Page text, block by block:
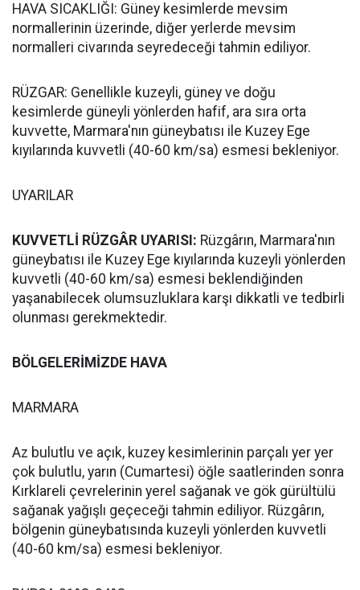
HAVA SICAKLIĞI: Güney kesimlerde mevsim
normallerinin üzerinde, diğer yerlerde mevsim
normalleri civarında seyredeceği tahmin ediliyor.
RÜZGAR: Genellikle kuzeyli, güney ve doğu
kesimlerde güneyli yönlerden hafif, ara sıra orta
kuvvette, Marmara'nın güneybatısı ile Kuzey Ege
kıyılarında kuvvetli (40-60 km/sa) esmesi bekleniyor.
UYARILAR
KUVVETLİ RÜZGÂR UYARISI: Rüzgârın, Marmara'nın
güneybatısı ile Kuzey Ege kıyılarında kuzeyli yönlerden
kuvvetli (40-60 km/sa) esmesi beklendiğinden
yaşanabilecek olumsuzluklara karşı dikkatli ve tedbirli
olunması gerekmektedir.
BÖLGELERİMİZDE HAVA
MARMARA
Az bulutlu ve açık, kuzey kesimlerinin parçalı yer yer
çok bulutlu, yarın (Cumartesi) öğle saatlerinden sonra
Kırklareli çevrelerinin yerel sağanak ve gök gürültülü
sağanak yağışlı geçeceği tahmin ediliyor. Rüzgârın,
bölgenin güneybatısında kuzeyli yönlerden kuvvetli
(40-60 km/sa) esmesi bekleniyor.